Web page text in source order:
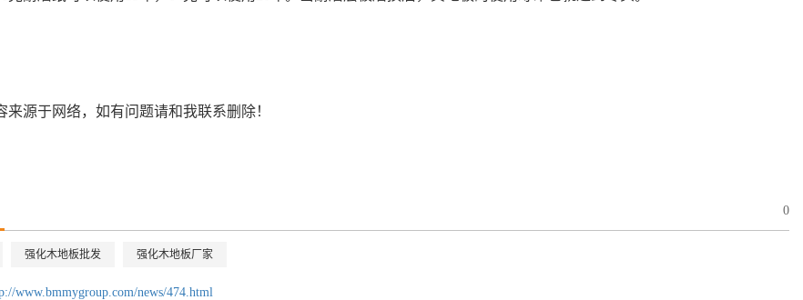
来源于网络，如有问题请和我联系删除！
0
强化木地板批发 强化木地板厂家
www.bmmygroup.com/news/474.html